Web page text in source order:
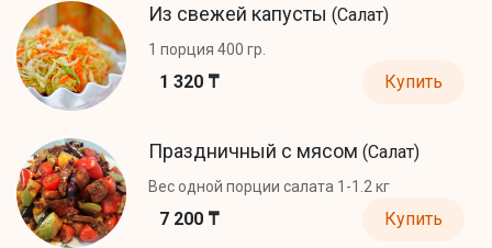
Из свежей капусты (Салат)
1 порция 400 гр.
1 320 ₸ Купить
Праздничный с мясом (Салат)
Вес одной порции салата 1-1.2 кг
7 200 ₸ Купить